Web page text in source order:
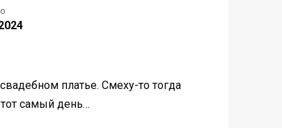
платье. Смеху-то тогда
самый день…